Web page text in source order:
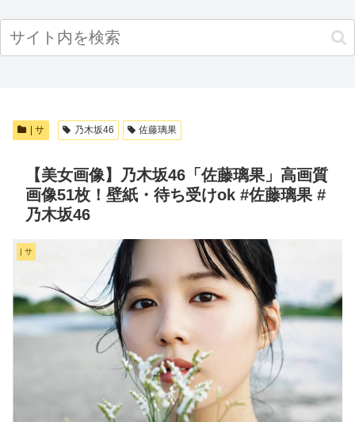
| サ 乃木坂46 佐藤璃果
【美女画像】乃木坂46「佐藤璃果」高画質
画像51枚！壁紙・待ち受けok #佐藤璃果 #
乃木坂46
| サ